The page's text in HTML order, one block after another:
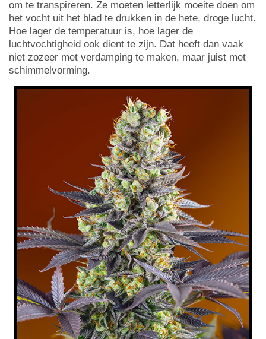
om te transpireren. Ze moeten letterlijk moeite doen om
het vocht uit het blad te drukken in de hete, droge lucht.
Hoe lager de temperatuur is, hoe lager de
luchtvochtigheid ook dient te zijn. Dat heeft dan vaak
niet zozeer met verdamping te maken, maar juist met
schimmelvorming.